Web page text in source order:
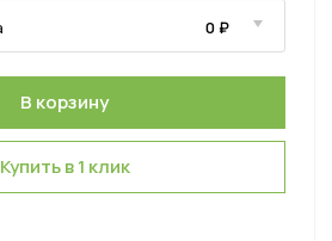
Купить в 1 клик